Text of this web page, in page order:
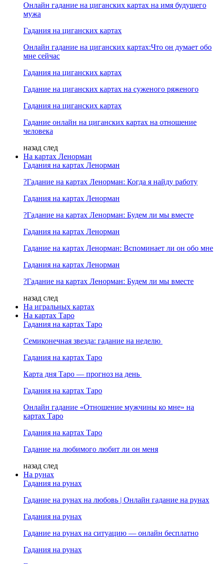
Онлайн гадание на циганских картах на имя будущего
мужа
Гадания на циганских картах
Онлайн гадание на циганских картах:Что он думает обо
мне сейчас
Гадания на циганских картах
Гадание на циганских картах на суженого ряженого
Гадания на циганских картах
Гадание онлайн на циганских картах на отношение
человека
назад след
На картах Ленорман
Гадания на картах Ленорман
?Гадание на картах Ленорман: Когда я найду работу
Гадания на картах Ленорман
?Гадание на картах Ленорман: Будем ли мы вместе
Гадания на картах Ленорман
Гадание на картах Ленорман: Вспоминает ли он обо мне
Гадания на картах Ленорман
?Гадание на картах Ленорман: Будем ли мы вместе
назад след
На игральных картах
На картах Таро
Гадания на картах Таро
Семиконечная звезда: гадание на неделю
Гадания на картах Таро
Карта дня Таро — прогноз на день
Гадания на картах Таро
Онлайн гадание «Отношение мужчины ко мне» на
картах Таро
Гадания на картах Таро
Гадание на любимого любит ли он меня
назад след
На рунах
Гадания на рунах
Гадание на рунах на любовь | Онлайн гадание на рунах
Гадания на рунах
Гадание на рунах на ситуацию — онлайн бесплатно
Гадания на рунах